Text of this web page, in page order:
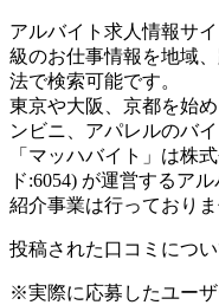
アルバイト求人情報サ
級のお仕事情報を地域
法で検索可能です。
東京や大阪、京都を始
ンビニ、アパレルのバ
「マッハバイト」は株
ド:6054) が運営するア
紹介事業は行っておりま
投稿された口コミについ
※実際に応募したユー